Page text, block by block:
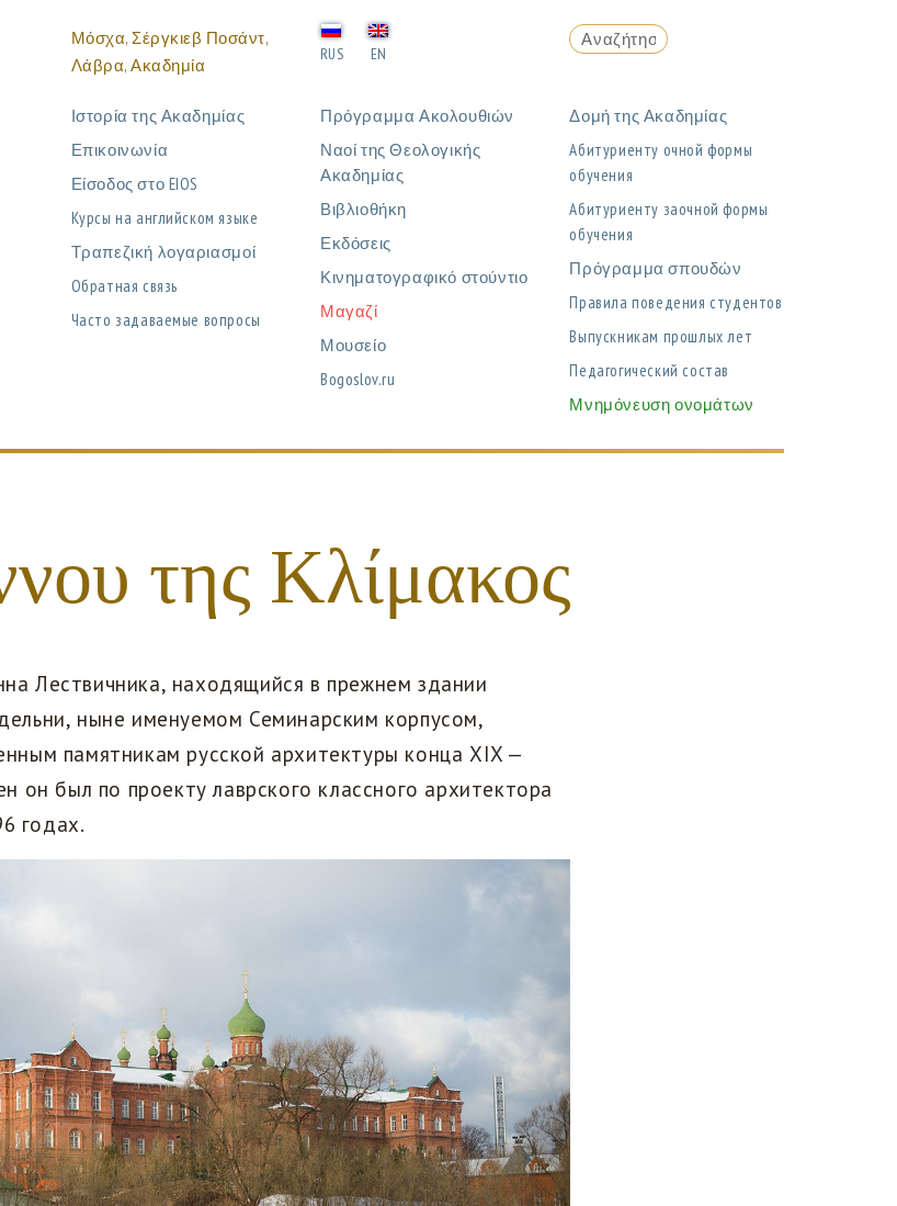
Μόσχα, Σέργκιεβ Ποσάντ,
Λάβρα, Ακαδημία
RUS EN
Ιστορία της Ακαδημίας
Επικοινωνία
Είσοδος στο EIOS
Курсы на английском языке
Τραπεζική λογαριασμοί
Обратная связь
Часто задаваемые вопросы
Πρόγραμμα Ακολουθιών
Ναοί της Θεολογικής
Ακαδημίας
Βιβλιοθήκη
Εκδόσεις
Κινηματογραφικό στούντιο
Μαγαζί
Μουσείο
Bogoslov.ru
Δομή της Ακαδημίας
Абитуриенту очной формы
обучения
Абитуриенту заочной формы
обучения
Πρόγραμμα σπουδών
Правила поведения студентов
Выпускникам прошлых лет
Педагогический состав
Μνημόνευση ονομάτων
της Κλίμακος
Лествичника, находящийся в прежнем здании
ныне именуемом Семинарским корпусом,
памятникам русской архитектуры конца XIX —
он был по проекту лаврского классного архитектора
годах.